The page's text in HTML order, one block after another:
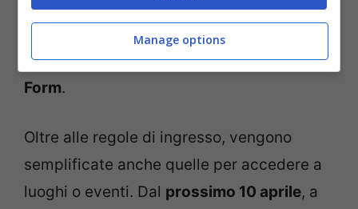
Per entrare a Malta è ancora richiesta la
compilazione delPassenger Locator
Form.
Oltre alle regole di ingresso, vengono
semplificate anche quelle per accedere a
luoghi o eventi. Dal prossimo 10 aprile, a
Manage options